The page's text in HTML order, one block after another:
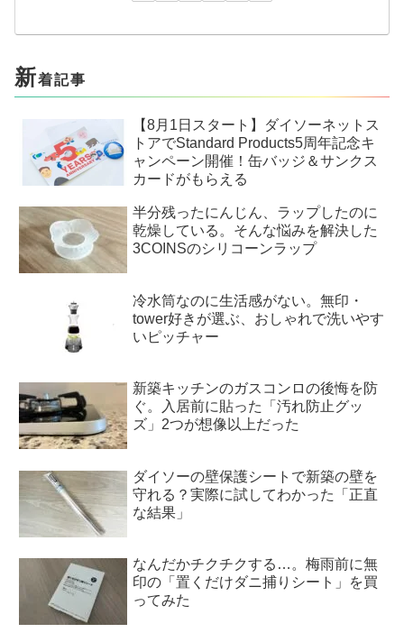
新着記事
【8月1日スタート】ダイソーネットス
トアでStandard Products5周年記念キ
ャンペーン開催！缶バッジ＆サンクス
カードがもらえる
半分残ったにんじん、ラップしたのに
乾燥している。そんな悩みを解決した
3COINSのシリコーンラップ
冷水筒なのに生活感がない。無印・
tower好きが選ぶ、おしゃれで洗いやす
いピッチャー
新築キッチンのガスコンロの後悔を防
ぐ。入居前に貼った「汚れ防止グッ
ズ」2つが想像以上だった
ダイソーの壁保護シートで新築の壁を
守れる？実際に試してわかった「正直
な結果」
なんだかチクチクする…。梅雨前に無
印の「置くだけダニ捕りシート」を買
ってみた